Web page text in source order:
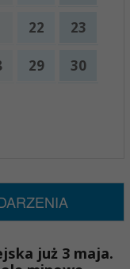
22 23
29 30
już 3 maja.